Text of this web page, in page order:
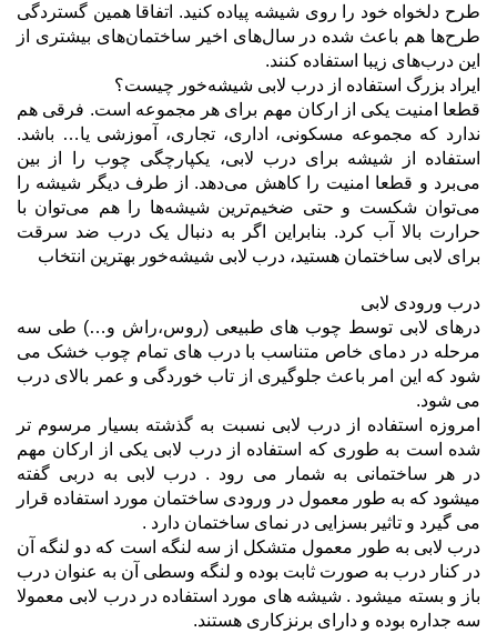
طرح دلخواه خود را روی شیشه پیاده کنید. اتفاقا همین گستردگی
طرح‌ها هم باعث شده در سال‌های اخیر ساختمان‌های بیشتری از
این درب‌های زیبا استفاده کنند.
ایراد بزرگ استفاده از درب لابی شیشه‌خور چیست؟
قطعا امنیت یکی از ارکان مهم برای هر مجموعه است. فرقی هم
ندارد که مجموعه مسکونی، اداری، تجاری، آموزشی یا… باشد‌.
استفاده از شیشه برای درب لابی، یکپارچگی چوب را از بین
می‌برد و قطعا امنیت را کاهش می‌دهد. از طرف دیگر شیشه را
می‌توان شکست و حتی ضخیم‌ترین شیشه‌ها را هم می‌توان با
حرارت بالا آب کرد. بنابراین اگر به دنبال یک درب ضد سرقت
برای لابی ساختمان هستید، درب لابی شیشه‌خور بهترین انتخاب
درب ورودی لابی
درهای لابی توسط چوب های طبیعی (روس،راش و…) طی سه
مرحله در دمای خاص متناسب با درب های تمام چوب خشک می
شود که این امر باعث جلوگیری از تاب خوردگی و عمر بالای درب
می شود.
امروزه استفاده از درب لابی نسبت به گذشته بسیار مرسوم تر
شده است به طوری که استفاده از درب لابی یکی از ارکان مهم
در هر ساختمانی به شمار می رود . درب لابی به دربی گفته
میشود که به طور معمول در ورودی ساختمان مورد استفاده قرار
می گیرد و تاثیر بسزایی در نمای ساختمان دارد .
درب لابی به طور معمول متشکل از سه لنگه است که دو لنگه آن
در کنار درب به صورت ثابت بوده و لنگه وسطی آن به عنوان درب
باز و بسته میشود . شیشه های مورد استفاده در درب لابی معمولا
سه جداره بوده و دارای برنزکاری هستند.